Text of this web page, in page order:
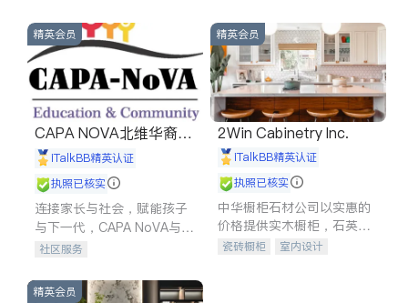
石。
精英会员
CAPA NOVA北维华裔家
长会iTalkBB精英认证
执照已核实
连接家长与社会，赋能孩子
与下一代，CAPA NoVA与您
携手建设包容、公平、充满
社区服务
精英会员
2Win Cabinetry Inc.
iTalkBB精英认证
执照已核实
中华橱柜石材公司以实惠的
价格提供实木橱柜，石英石
台面，多种优质不锈钢水
瓷砖橱柜
室内设计
精英会员